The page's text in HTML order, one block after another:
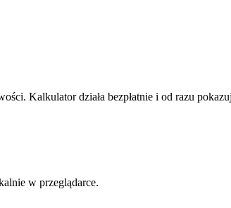
Kalkulator działa bezpłatnie i od razu
w przeglądarce.